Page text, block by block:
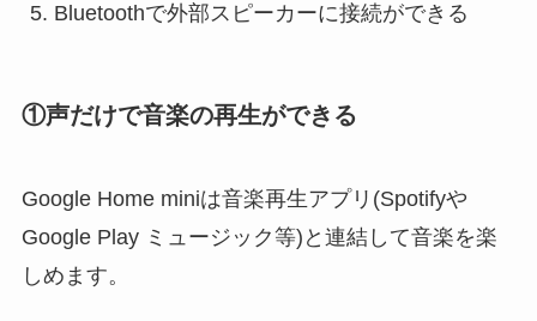
Bluetoothで外部スピーカーに接続ができる
①声だけで音楽の再生ができる
Google Home miniは音楽再生アプリ(Spotifyや
Google Play ミュージック等)と連結して音楽を楽
しめます。